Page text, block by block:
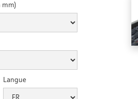
mm)
Langue